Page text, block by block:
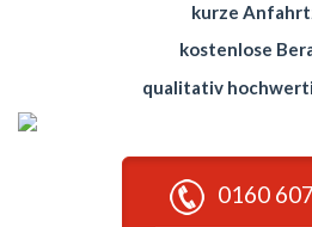
kurze
kostenlose
qualitativ
0160